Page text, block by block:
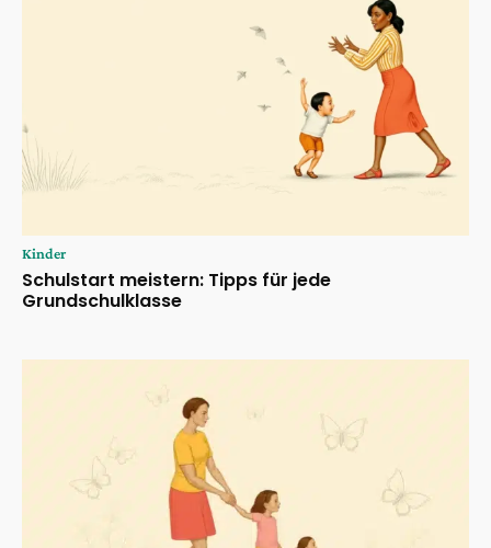
Kinder
Schulstart meistern: Tipps für jede
Grundschulklasse